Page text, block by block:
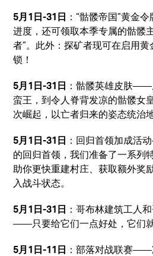
5月1日-31日 ：“骷髅帝国”黄金
进度，还可领取本季专属的骷髅
者”。此外：探矿者现可在启用
锁！
5月1日-31日 ：骷髅英雄皮肤
蛮王，到令人脊背发凉的骷髅女
次崛起，以亡者归来的姿态统治地
5月1日-31日 ：回归首领加成活
的回归首领，我们准备了一系列
助你更快重建村庄、获取额外奖
入战斗状态。
5月1日-31日 ：哥布林建筑工人
——只要给它们一点好处，它们就
5月1日-11日 ：部落对战联赛